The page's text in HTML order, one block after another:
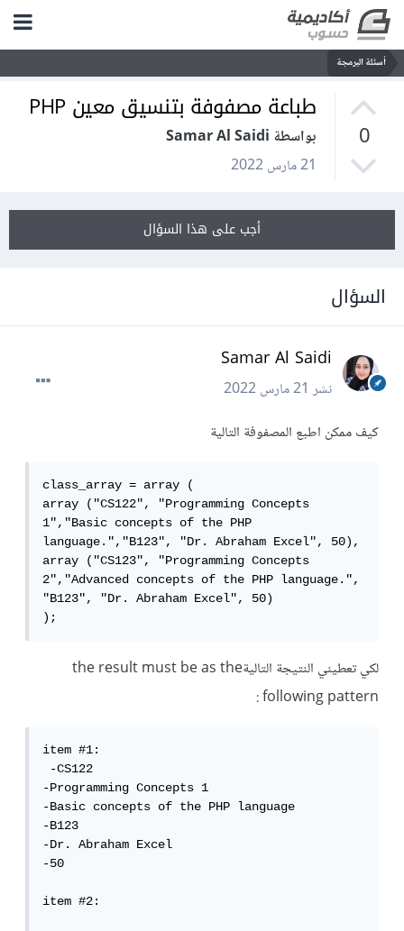
أسئلة البرمجة
0
طباعة مصفوفة بتنسيق معين PHP
بواسطة Samar Al Saidi
21 مارس 2022
أجب على هذا السؤال
السؤال
Samar Al Saidi
نشر21 مارس 2022
كيف ممكن اطبع المصفوفة التالية
class_array = array (
array ("CS122", "Programming Concepts
1","Basic concepts of the PHP
language.","B123", "Dr. Abraham Excel", 50),
array ("CS123", "Programming Concepts
2","Advanced concepts of the PHP language.",
"B123", "Dr. Abraham Excel", 50)
);
لكي تعطيني النتيجة التاليةthe result must be as the
following pattern :
item #1:
-CS122
-Programming Concepts 1
-Basic concepts of the PHP language
-B123
-Dr. Abraham Excel
-50
item #2: